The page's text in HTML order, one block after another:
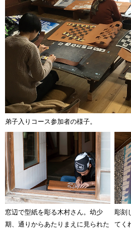
弟子入りコース参加者の様子。
窓辺で型紙を彫る木村さん。幼少
期、通りからあたりまえに見られた
彫刻
てく